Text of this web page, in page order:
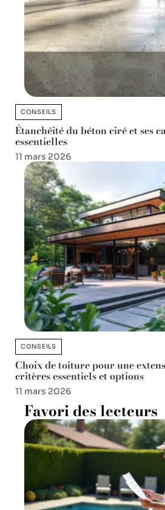
CONSEILS
Étanchéité du béton ciré et ses
essentielles
11 mars 2026
CONSEILS
Choix de toiture pour une
critères essentiels et options
11 mars 2026
Favori des lecteurs